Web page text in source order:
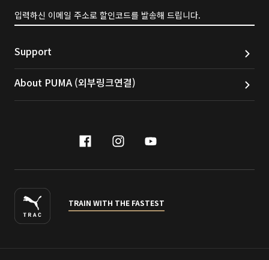
입력하신 이메일 주소로 할인코드를 발송해 드립니다.
Support
About PUMA (외부링크연결)
facebook
instagram
youtube
TRAIN WITH THE FASTEST